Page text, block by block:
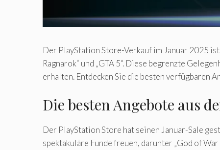
Der PlayStation Store-Verkauf im Januar 2025
Ragnarok“ und „GTA 5“. Diese begrenzte
erhalten. Entdecken Sie die besten verfügbaren
Die besten Angebote aus
Der PlayStation Store hat seinen Januar-Sale
spektakuläre Funde freuen, darunter „God of